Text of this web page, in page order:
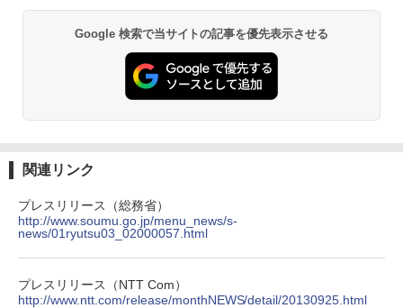
Google 検索で当サイトの記事を優先表示させる
関連リンク
プレスリリース（総務省）
http://www.soumu.go.jp/menu_news/s-
news/01ryutsu03_02000057.html
プレスリリース（NTT Com）
http://www.ntt.com/release/monthNEWS/detail/20130925.html